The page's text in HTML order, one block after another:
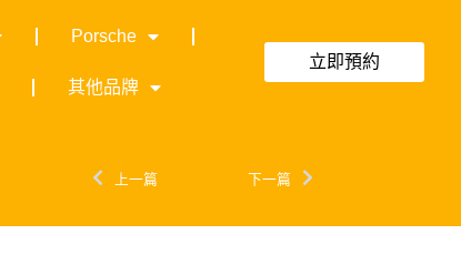
Porsche
其他品牌
立即預約
上一篇 下一篇